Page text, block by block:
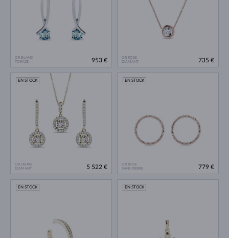
OR BLANC
TOPAZE
953 €
OR ROSE
DIAMANT
735 €
OR JAUNE
DIAMANT
EN STOCK
5 522 €
OR ROSE
SANS PIERRE
EN STOCK
779 €
EN STOCK EN STOCK